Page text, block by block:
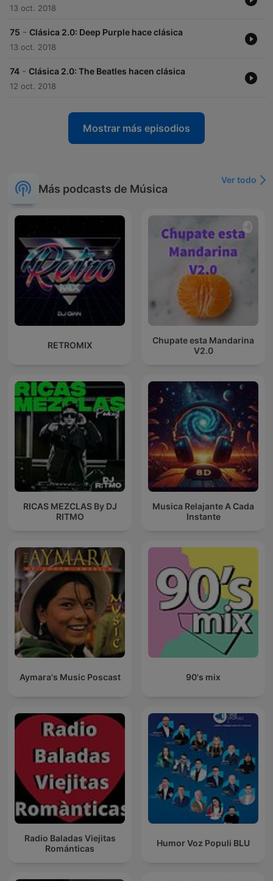
13 oct. 2018
75 - Clásica 2.0: Deep Purple hace clásica
13 oct. 2018
74 - Clásica 2.0: The Beatles hacen clásica
12 oct. 2018
Mostrar más episodios
Más podcasts de Música
Ver todo
RETROMIX
Chupate esta Mandarina
V2.0
RICAS MEZCLAS By DJ
RITMO
Musica Relajante A Cada
Instante
Aymara's Music Poscast 90's mix
Radio Baladas Viejitas
Románticas
Humor Voz Populi BLU